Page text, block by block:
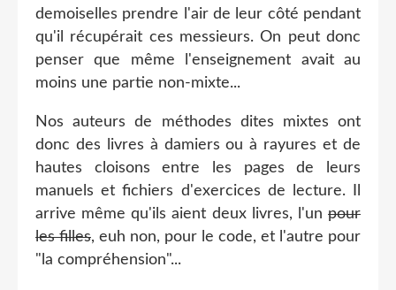
demoiselles prendre l'air de leur côté pendant
qu'il récupérait ces messieurs. On peut donc
penser que même l'enseignement avait au
moins une partie non-mixte...
Nos auteurs de méthodes dites mixtes ont
donc des livres à damiers ou à rayures et de
hautes cloisons entre les pages de leurs
manuels et fichiers d'exercices de lecture. Il
arrive même qu'ils aient deux livres, l'un pour
les filles, euh non, pour le code, et l'autre pour
"la compréhension"...